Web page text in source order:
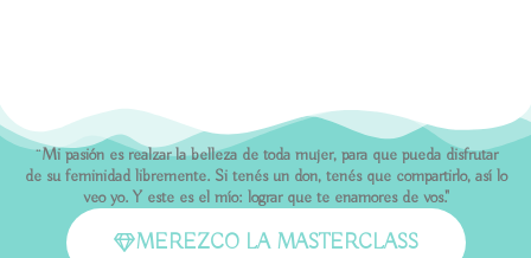
¨Mi pasión es realzar la belleza de toda mujer, para que pueda disfrutar
de su feminidad libremente. Si tenés un don, tenés que compartirlo, así lo
veo yo. Y este es el mío: lograr que te enamores de vos."
MEREZCO LA MASTERCLASS